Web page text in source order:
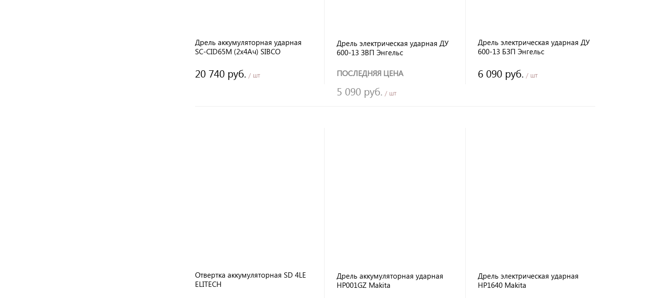
Дрель аккумуляторная ударная
SC-СID65М (2x4Ач) SIBCO
20 740 руб. / шт
Дрель электрическая ударная ДУ
600-13 ЗВП Энгельс
ПОСЛЕДНЯЯ ЦЕНА
5 090 руб. / шт
Дрель электрическая ударная ДУ
600-13 БЗП Энгельс
6 090 руб. / шт
Отвертка аккумуляторная SD 4LE
ELITECH
Дрель аккумуляторная ударная
HP001GZ Makita
Дрель электрическая ударная
HP1640 Makita